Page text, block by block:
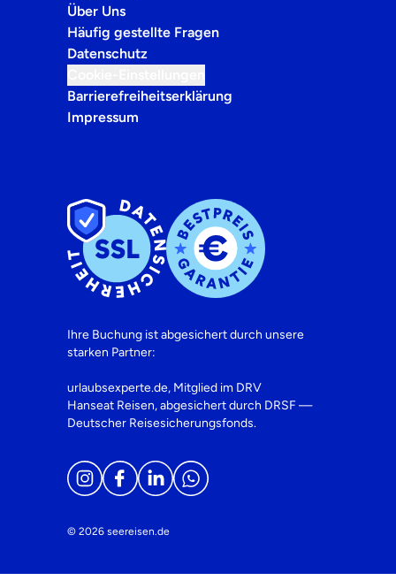
Über Uns
Häufig gestellte Fragen
Datenschutz
Barrierefreiheitserklärung
Impressum
Ihre Buchung ist abgesichert durch unsere
starken Partner:
urlaubsexperte.de, Mitglied im DRV
Hanseat Reisen, abgesichert durch DRSF —
Deutscher Reisesicherungsfonds.
© 2026 seereisen.de